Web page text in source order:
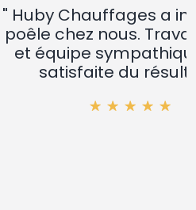
a installé un
Travail soigné
Très
du résultat !"